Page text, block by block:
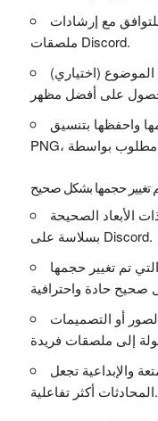
320 × 320 بكسل للتوافق مع إرشادات
ملصقات Discord.
(اختياري) استخدم أداة الاقتصاص لتوسيط الموضوع
واحفظها بتنسيق
تغيير حجمها بشكل صحيح
الأبعاد الصحيحة
بسلاسة على Discord.
تم تغيير حجمها
أو التصميمات
والإبداعية تجعل
المحادثات أكثر تفاعلية.